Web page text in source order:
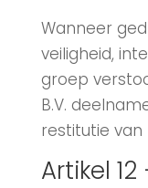
Wanneer
veiligheid,
groep
B.V.
restitutie
Artikel